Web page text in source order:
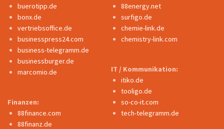
buerotipp.de
bonx.de
vertriebsoffice.de
businesspress24.com
business-telegramm.de
businessburger.de
marcomio.de
Finanzen:
88finance.com
88finanz.de
88energy.net
surfigo.de
chemie-link.de
chemistry-link.com
IT / Kommunikation:
itiko.de
tooligo.de
so-co-it.com
tech-telegramm.de